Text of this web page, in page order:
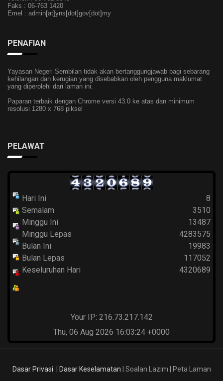
Faks : 06-763 1420
Emel : admin[at]yns[dot]gov[dot]my
PENAFIAN
Yayasan Negeri Sembilan tidak akan bertanggungjawab bagi sebarang
kehilangan dan kerugian yang disebabkan oleh pengguna maklumat
yang diperolehi dari laman ini.
Paparan terbaik dengan Chrome versi 43.0 ke atas dan minimum
resolusi 1280 x 768 piksel
PELAWAT
Hari Ini
Semalam
Minggu Ini
Minggu Lepas
Bulan Ini
Bulan Lepas
Keseluruhan Hari
8
3510
13487
4283575
19983
117052
4320689
Your IP: 216.73.217.142
Thu, 06 Aug 2026 16:03:24 +0000
Dasar Privasi Dasar Keselamatan | Soalan Lazim | Peta Laman